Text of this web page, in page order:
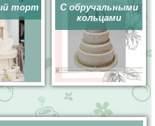
торт
С обручальными
кольцами